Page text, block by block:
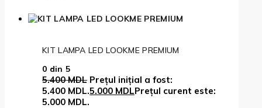
KIT LAMPA LED LOOKME PREMIUM
0 din 5
5.400MDL Prețul inițial a fost:
5.400 MDL.5.000 MDLPrețul curent este:
5.000 MDL.